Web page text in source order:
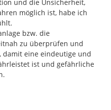
und die Unsicherheit,
möglich ist, habe ich
bzw. die
zu überprüfen und
damit eine eindeutige und
ist und gefährliche